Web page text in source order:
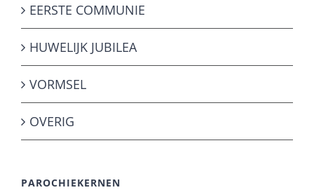
EERSTE COMMUNIE
HUWELIJK JUBILEA
VORMSEL
OVERIG
PAROCHIEKERNEN